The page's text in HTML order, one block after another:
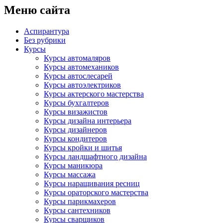
Меню сайта
Аспирантура
Без рубрики
Курсы
Курсы автомаляров
Курсы автомехаников
Курсы автослесарей
Курсы автоэлектриков
Курсы актерского мастерства
Курсы бухгалтеров
Курсы визажистов
Курсы дизайна интерьера
Курсы дизайнеров
Курсы кондитеров
Курсы кройки и шитья
Курсы ландшафтного дизайна
Курсы маникюра
Курсы массажа
Курсы наращивания ресниц
Курсы ораторского мастерства
Курсы парикмахеров
Курсы сантехников
Курсы сварщиков